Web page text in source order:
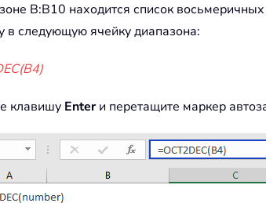
B:B10 находится список
в следующую ячейку диапазона:
клавишу Enterи перетащите маркер